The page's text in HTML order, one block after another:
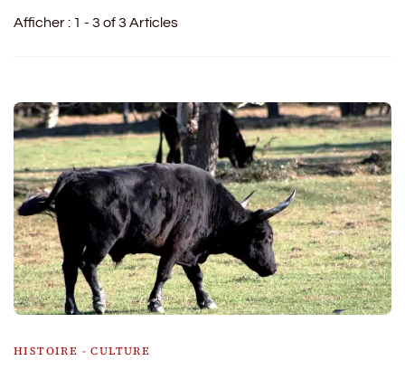
Afficher : 1 - 3 of 3 Articles
HISTOIRE - CULTURE